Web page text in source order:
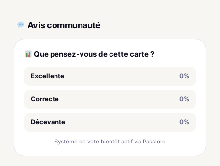
Avis communauté
Que pensez-vous de cette carte ?
Excellente 0%
Correcte 0%
Décevante 0%
Système de vote bientôt actif via Passlord